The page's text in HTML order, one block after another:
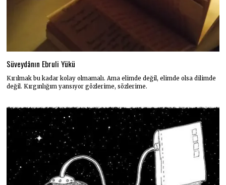
Süveydânın Ebruli Yükü
Kırılmak bu kadar kolay olmamalı. Ama elimde değil, elimde olsa dilimde
değil. Kırgınlığım yansıyor gözlerime, sözlerime.